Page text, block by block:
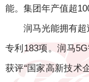
能。集团年产值超
润马光能拥有
专利183项。润马
获评“国家高新技术